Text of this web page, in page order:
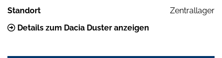
Standort
Zentrallager
Details zum Dacia Duster anzeigen